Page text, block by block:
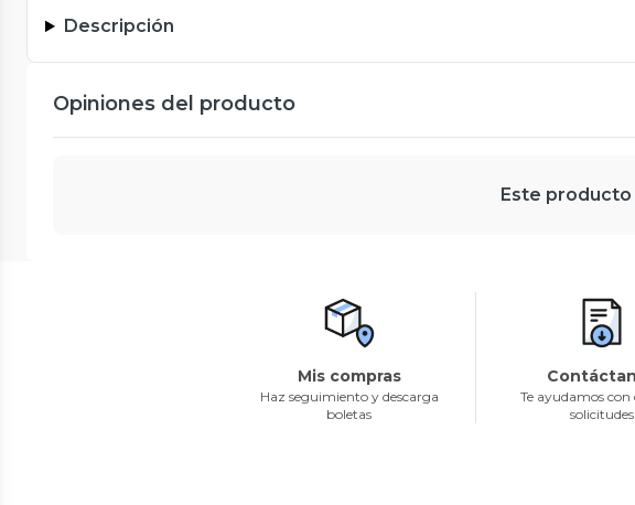
Descripción
Opiniones del producto
Este
Mis compras
Haz seguimiento y descarga
boletas
Te ayudamos con
solicitudes